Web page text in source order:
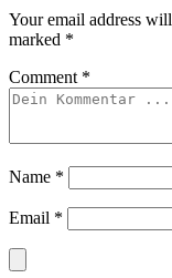
Your email address
marked *
Comment *
Name *
Email *